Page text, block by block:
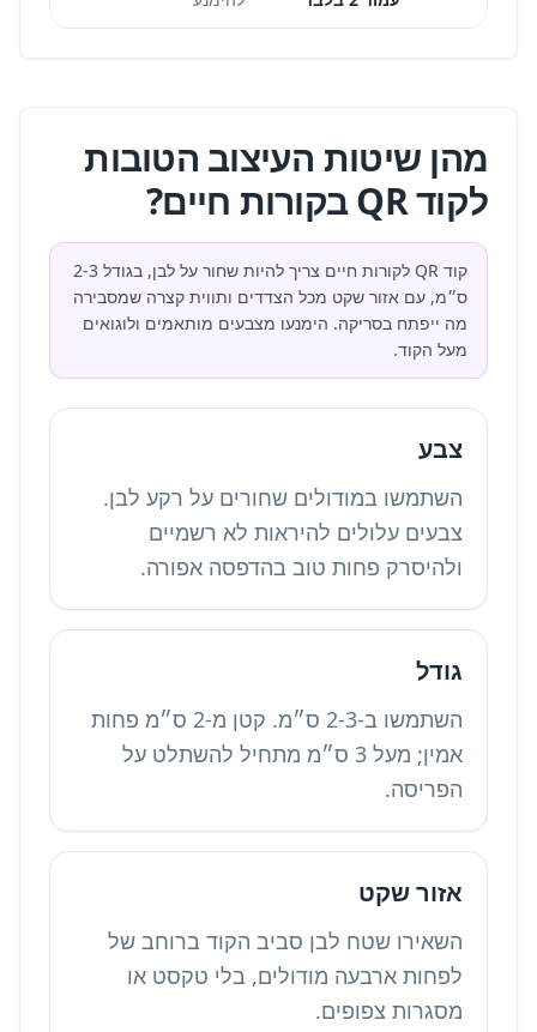
מהן שיטות העיצוב הטובות
לקוד QR בקורות חיים?
קוד QR לקורות חיים צריך להיות שחור על לבן, בגודל 2-3
ס״מ, עם אזור שקט מכל הצדדים ותווית קצרה שמסבירה
מה ייפתח בסריקה. הימנעו מצבעים מותאמים ולוגואים
מעל הקוד.
צבע
השתמשו במודולים שחורים על רקע לבן.
צבעים עלולים להיראות לא רשמיים
ולהיסרק פחות טוב בהדפסה אפורה.
גודל
השתמשו ב-2-3 ס״מ. קטן מ-2 ס״מ פחות
אמין; מעל 3 ס״מ מתחיל להשתלט על
הפריסה.
אזור שקט
השאירו שטח לבן סביב הקוד ברוחב של
לפחות ארבעה מודולים, בלי טקסט או
מסגרות צפופים.